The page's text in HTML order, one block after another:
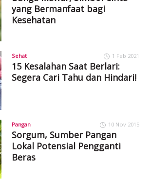
yang Bermanfaat bagi
Kesehatan
Sehat 1 Feb 2021
15 Kesalahan Saat Berlari:
Segera Cari Tahu dan Hindari!
Pangan 10 Nov 2015
Sorgum, Sumber Pangan
Lokal Potensial Pengganti
Beras